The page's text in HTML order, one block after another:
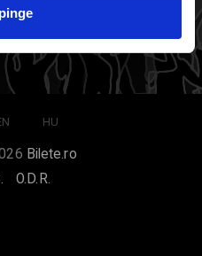
HU
Bilete.ro
O.D.R.